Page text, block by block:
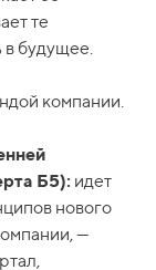
те
в будущее.
компании.
Б5): идет
нового
—